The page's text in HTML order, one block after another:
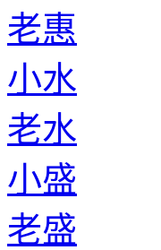
老惠
小水
老水
小盛
老盛